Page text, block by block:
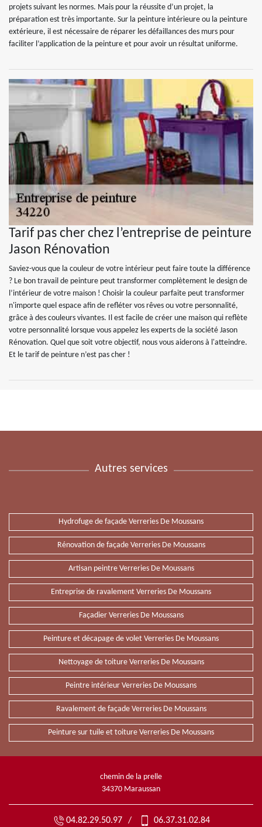
projets suivant les normes. Mais pour la réussite d’un projet, la
préparation est très importante. Sur la peinture intérieure ou la peinture
extérieure, il est nécessaire de réparer les défaillances des murs pour
faciliter l’application de la peinture et pour avoir un résultat uniforme.
Tarif pas cher chez l’entreprise de peinture
Jason Rénovation
Saviez-vous que la couleur de votre intérieur peut faire toute la différence
? Le bon travail de peinture peut transformer complètement le design de
l’intérieur de votre maison ! Choisir la couleur parfaite peut transformer
n'importe quel espace afin de refléter vos rêves ou votre personnalité,
grâce à des couleurs vivantes. Il est facile de créer une maison qui reflète
votre personnalité lorsque vous appelez les experts de la société Jason
Rénovation. Quel que soit votre objectif, nous vous aiderons à l'atteindre.
Et le tarif de peinture n’est pas cher !
Autres services
Hydrofuge de façade Verreries De Moussans
Rénovation de façade Verreries De Moussans
Artisan peintre Verreries De Moussans
Entreprise de ravalement Verreries De Moussans
Façadier Verreries De Moussans
Peinture et décapage de volet Verreries De Moussans
Nettoyage de toiture Verreries De Moussans
Peintre intérieur Verreries De Moussans
Ravalement de façade Verreries De Moussans
Peinture sur tuile et toiture Verreries De Moussans
chemin de la prelle
34370 Maraussan
04.82.29.50.97 / 06.37.31.02.84